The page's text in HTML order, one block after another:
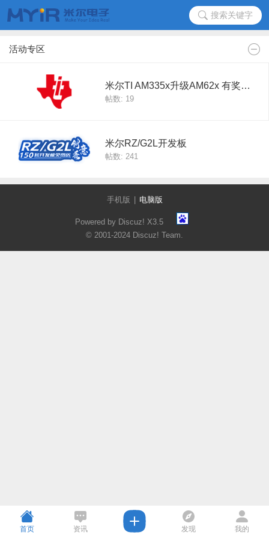
搜索关键字
活动专区
米尔TI AM335x升级AM62x 有奖活动
帖数: 19
米尔RZ/G2L开发板
帖数: 241
手机版 电脑版
Powered by Discuz! X3.5
© 2001-2024 Discuz! Team.
首页 资讯 发现 我的